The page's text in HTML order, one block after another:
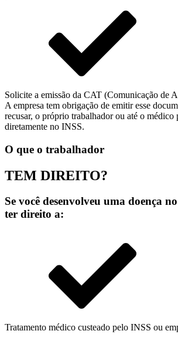
Solicite a emissão da CAT (Comunicação de
A empresa tem obrigação de emitir esse
recusar, o próprio trabalhador ou até o médico
diretamente no INSS.
O que o trabalhador
TEM DIREITO?
Se você desenvolveu uma doença
ter direito a:
Tratamento médico custeado pelo INSS ou